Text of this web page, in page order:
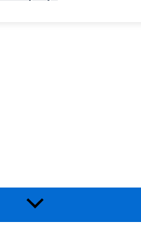
Переключатель